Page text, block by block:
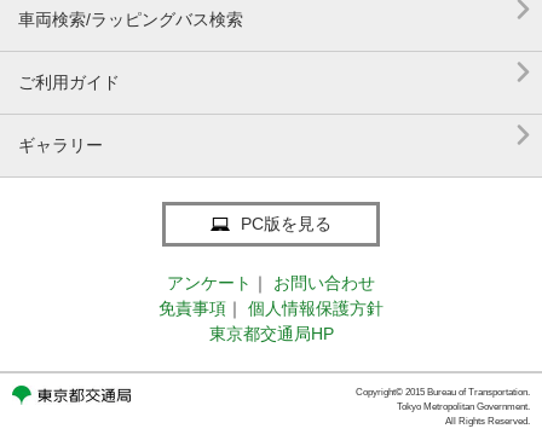
車両検索/ラッピングバス検索 
ご利用ガイド 
ギャラリー 
PC版を見る
アンケート ｜
お問い合わせ
免責事項 ｜
個人情報保護方針
東京都交通局HP
Copyright© 2015 Bureau of Transportation.
Tokyo Metropolitan Government.
All Rights Reserved.